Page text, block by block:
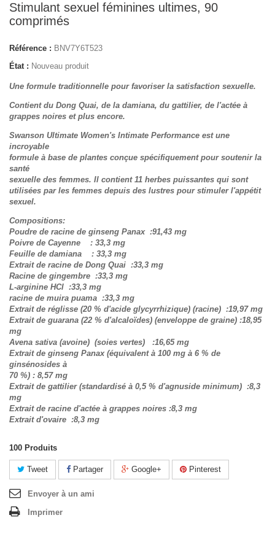
Stimulant sexuel féminines ultimes, 90
comprimés
Référence : BNV7Y6T523
État : Nouveau produit
Une formule traditionnelle pour favoriser la satisfaction sexuelle.
Contient du Dong Quai, de la damiana, du gattilier, de l'actée à
grappes noires et plus encore.
Swanson Ultimate Women's Intimate Performance est une
incroyable
formule à base de plantes conçue spécifiquement pour soutenir la
santé
sexuelle des femmes. Il contient 11 herbes puissantes qui sont
utilisées par les femmes depuis des lustres pour stimuler l'appétit
sexuel.
Compositions:
Poudre de racine de ginseng Panax :91,43 mg
Poivre de Cayenne : 33,3 mg
Feuille de damiana : 33,3 mg
Extrait de racine de Dong Quai :33,3 mg
Racine de gingembre :33,3 mg
L-arginine HCl :33,3 mg
racine de muira puama :33,3 mg
Extrait de réglisse (20 % d'acide glycyrrhizique) (racine) :19,97 mg
Extrait de guarana (22 % d'alcaloïdes) (enveloppe de graine) :18,95
mg
Avena sativa (avoine) (soies vertes) :16,65 mg
Extrait de ginseng Panax (équivalent à 100 mg à 6 % de
ginsénosides à
70 %) : 8,57 mg
Extrait de gattilier (standardisé à 0,5 % d'agnuside minimum) :8,3
mg
Extrait de racine d'actée à grappes noires :8,3 mg
Extrait d'ovaire :8,3 mg
100 Produits
Tweet Partager Google+ Pinterest
Envoyer à un ami
Imprimer